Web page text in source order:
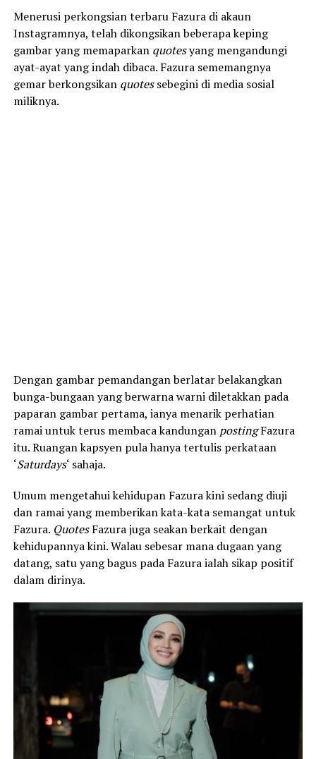
Menerusi perkongsian terbaru Fazura di akaun
Instagramnya, telah dikongsikan beberapa keping
gambar yang memaparkan quotesyang mengandungi
ayat-ayat yang indah dibaca. Fazura sememangnya
gemar berkongsikan quotessebegini di media sosial
miliknya.
Dengan gambar pemandangan berlatar belakangkan
bunga-bungaan yang berwarna warni diletakkan pada
paparan gambar pertama, ianya menarik perhatian
ramai untuk terus membaca kandungan postingFazura
itu. Ruangan kapsyen pula hanya tertulis perkataan
‘Saturdays‘ sahaja.
Umum mengetahui kehidupan Fazura kini sedang diuji
dan ramai yang memberikan kata-kata semangat untuk
Fazura. QuotesFazura juga seakan berkait dengan
kehidupannya kini. Walau sebesar mana dugaan yang
datang, satu yang bagus pada Fazura ialah sikap positif
dalam dirinya.